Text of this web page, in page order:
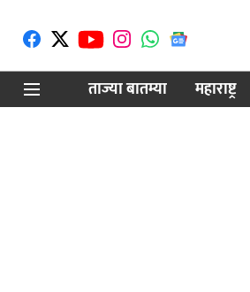
ताज्या बातम्या
महाराष्ट्र